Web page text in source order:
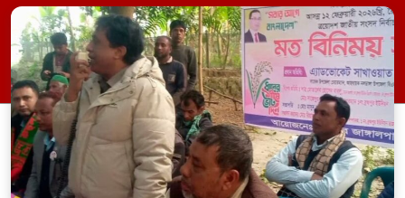
রুহুল কুদ্দুস তালুকদার দুলু কে বিজয়ী করতে
নাটোরের নলডাঙ্গা উপজেলার ১ নং ব্রহ্মপুর
ইউনিয়নের হলুদঘর জাঙ্গালপাড়া গ্রামবাসীর
আয়োজনে এক মতবিনিময় সভা অনুষ্ঠিত হয়েছে।
[…]